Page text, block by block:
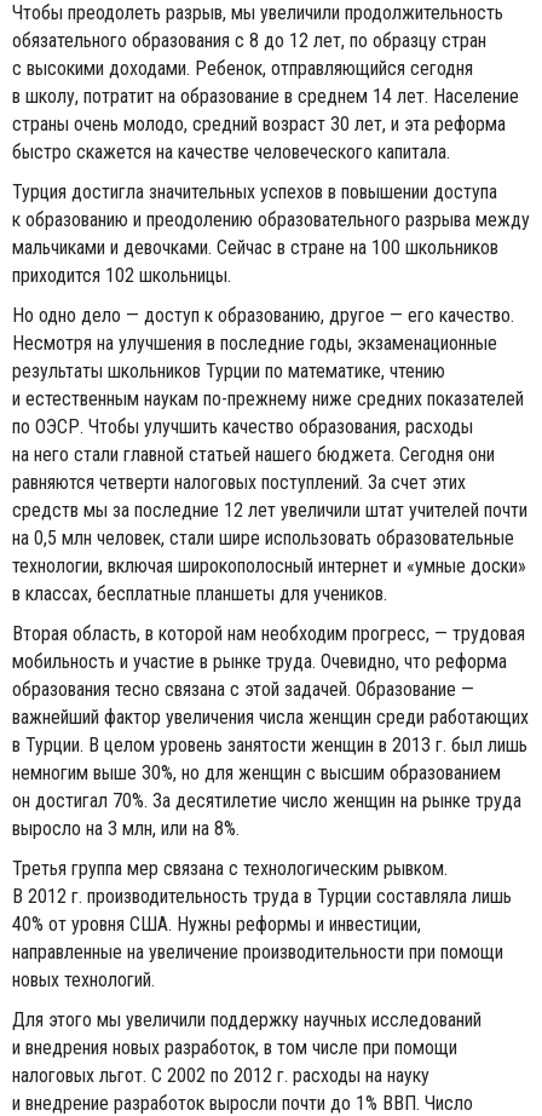
Чтобы преодолеть разрыв, мы увеличили продолжительность
обязательного образования с 8 до 12 лет, по образцу стран
с высокими доходами. Ребенок, отправляющийся сегодня
в школу, потратит на образование в среднем 14 лет. Население
страны очень молодо, средний возраст 30 лет, и эта реформа
быстро скажется на качестве человеческого капитала.
Турция достигла значительных успехов в повышении доступа
к образованию и преодолению образовательного разрыва между
мальчиками и девочками. Сейчас в стране на 100 школьников
приходится 102 школьницы.
Но одно дело — доступ к образованию, другое — его качество.
Несмотря на улучшения в последние годы, экзаменационные
результаты школьников Турции по математике, чтению
и естественным наукам по-прежнему ниже средних показателей
по ОЭСР. Чтобы улучшить качество образования, расходы
на него стали главной статьей нашего бюджета. Сегодня они
равняются четверти налоговых поступлений. За счет этих
средств мы за последние 12 лет увеличили штат учителей почти
на 0,5 млн человек, стали шире использовать образовательные
технологии, включая широкополосный интернет и «умные доски»
в классах, бесплатные планшеты для учеников.
Вторая область, в которой нам необходим прогресс, — трудовая
мобильность и участие в рынке труда. Очевидно, что реформа
образования тесно связана с этой задачей. Образование —
важнейший фактор увеличения числа женщин среди работающих
в Турции. В целом уровень занятости женщин в 2013 г. был лишь
немногим выше 30%, но для женщин с высшим образованием
он достигал 70%. За десятилетие число женщин на рынке труда
выросло на 3 млн, или на 8%.
Третья группа мер связана с технологическим рывком.
В 2012 г. производительность труда в Турции составляла лишь
40% от уровня США. Нужны реформы и инвестиции,
направленные на увеличение производительности при помощи
новых технологий.
Для этого мы увеличили поддержку научных исследований
и внедрения новых разработок, в том числе при помощи
налоговых льгот. С 2002 по 2012 г. расходы на науку
и внедрение разработок выросли почти до 1% ВВП. Число